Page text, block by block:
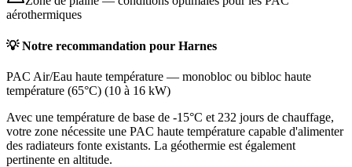
aérothermiques
💡 Notre recommandation pour Harnes
PAC Air/Eau haute température — monobloc ou bibloc haute
température (65°C) (10 à 16 kW)
Avec une température de base de -15°C et 232 jours de chauffage,
votre zone nécessite une PAC haute température capable d'alimenter
des radiateurs fonte existants. La géothermie est également
pertinente en altitude.